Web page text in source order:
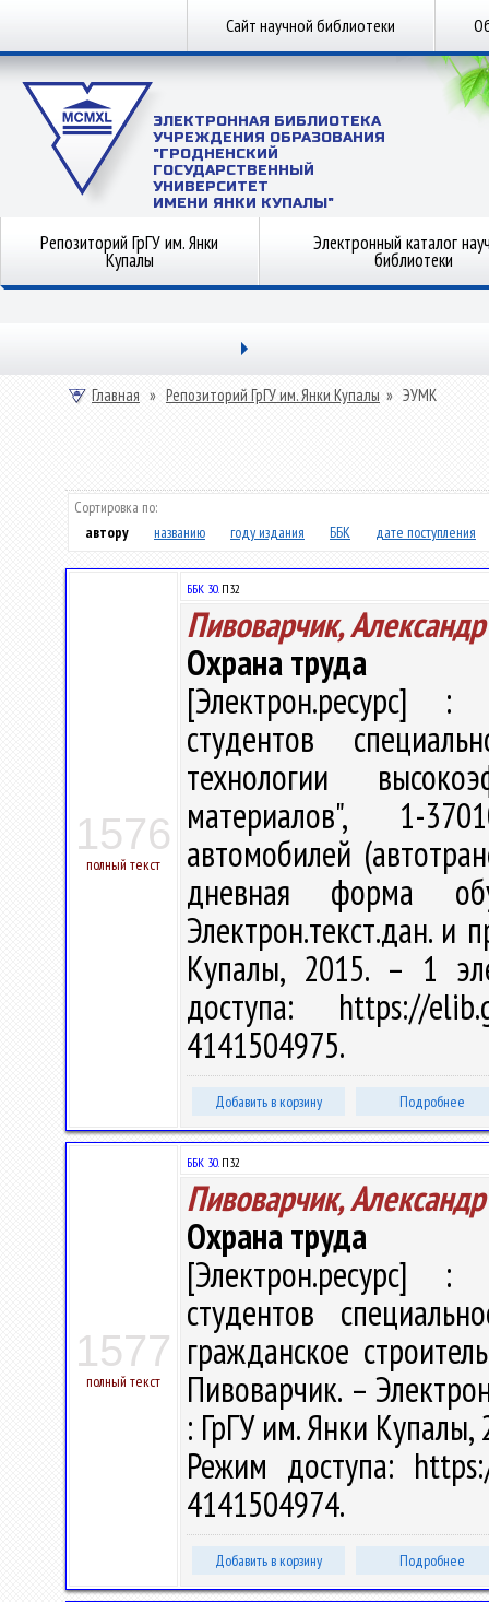
Сайт научной библиотеки
ЭЛЕКТРОННАЯ БИБЛИОТЕКА
УЧРЕЖДЕНИЯ ОБРАЗОВАНИЯ
"ГРОДНЕНСКИЙ
ГОСУДАРСТВЕННЫЙ
УНИВЕРСИТЕТ
ИМЕНИ ЯНКИ КУПАЛЫ"
Репозиторий ГрГУ им. Янки
Купалы
Электронный каталог
библиотеки
Главная » Репозиторий ГрГУ им. Янки Купалы » ЭУМК
Сортировка по:
автору
названию году издания ББК дате поступления
1576
полный текст
ББК 30.П32
Пивоварчик,
Охрана труда
[Электрон.ресурс] :
студентов
технологии
материалов", 1-
автомобилей
дневная форма
Электрон.текст.дан. и
Купалы, 2015. – 1
доступа: https://
4141504975.
Добавить в корзину Подробнее
1577
полный текст
ББК 30.П32
Пивоварчик,
Охрана труда
[Электрон.ресурс] :
студентов
гражданское
Пивоварчик. –
: ГрГУ им. Янки Купалы,
Режим доступа:
4141504974.
Добавить в корзину Подробнее